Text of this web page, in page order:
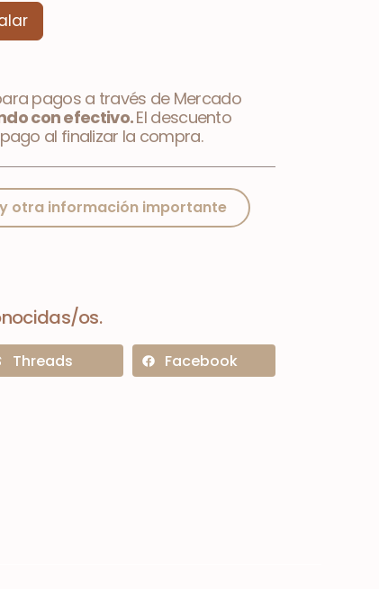
pagos a través de Mercado
con efectivo.El descuento
al finalizar la compra.
otra información importante
os.
Threads Facebook